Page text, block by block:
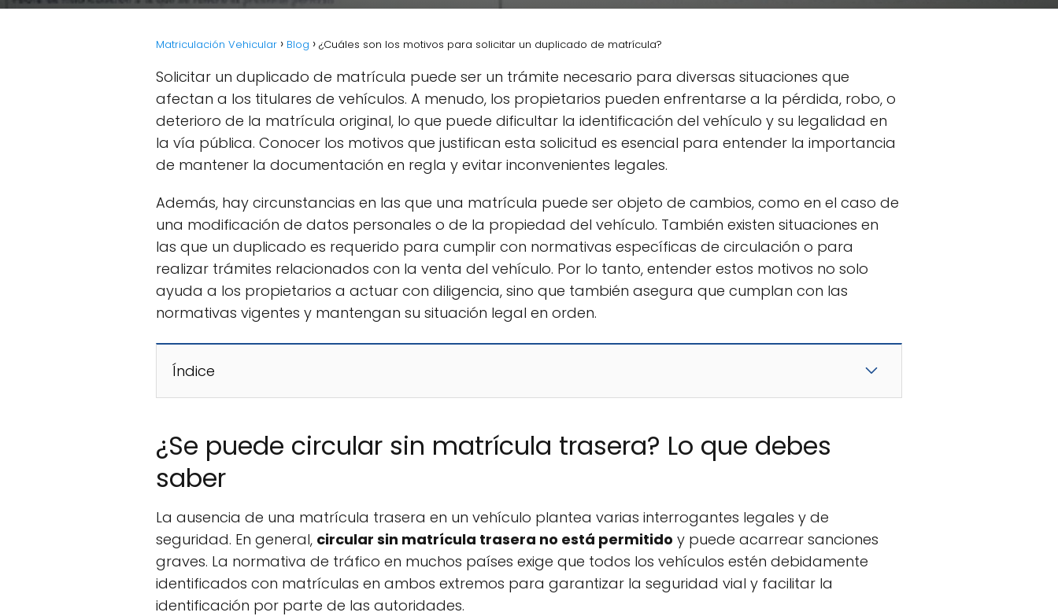
Matriculación Vehicular Blog ¿Cuáles son los motivos para solicitar un duplicado de matrícula?
Solicitar un duplicado de matrícula puede ser un trámite necesario para diversas situaciones que
afectan a los titulares de vehículos. A menudo, los propietarios pueden enfrentarse a la pérdida, robo, o
deterioro de la matrícula original, lo que puede dificultar la identificación del vehículo y su legalidad en
la vía pública. Conocer los motivos que justifican esta solicitud es esencial para entender la importancia
de mantener la documentación en regla y evitar inconvenientes legales.
Además, hay circunstancias en las que una matrícula puede ser objeto de cambios, como en el caso de
una modificación de datos personales o de la propiedad del vehículo. También existen situaciones en
las que un duplicado es requerido para cumplir con normativas específicas de circulación o para
realizar trámites relacionados con la venta del vehículo. Por lo tanto, entender estos motivos no solo
ayuda a los propietarios a actuar con diligencia, sino que también asegura que cumplan con las
normativas vigentes y mantengan su situación legal en orden.
Índice
¿Se puede circular sin matrícula trasera? Lo que debes
saber
La ausencia de una matrícula trasera en un vehículo plantea varias interrogantes legales y de
seguridad. En general, circular sin matrícula trasera no está permitido y puede acarrear sanciones
graves. La normativa de tráfico en muchos países exige que todos los vehículos estén debidamente
identificados con matrículas en ambos extremos para garantizar la seguridad vial y facilitar la
identificación por parte de las autoridades.